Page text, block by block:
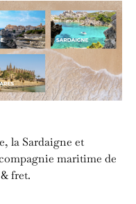
la Sardaigne et
maritime de
fret.